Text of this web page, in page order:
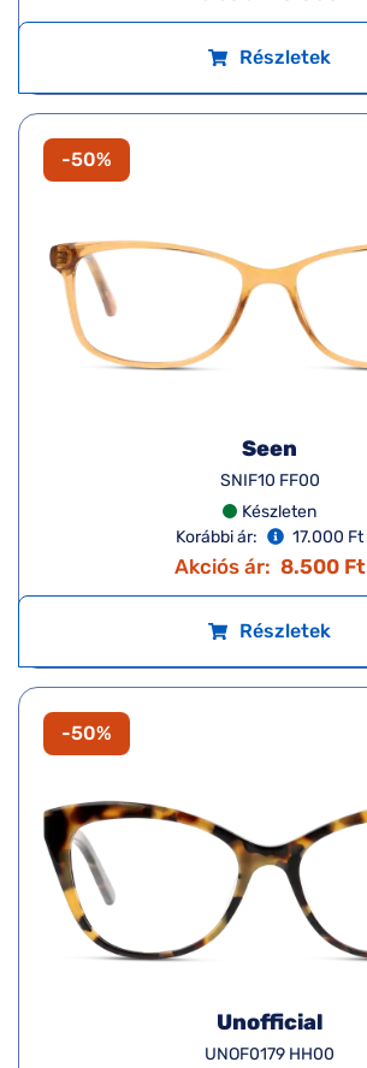
Részletek
-50%
Seen
SNIF10 FF00
Készleten
Korábbi ár:
17.000 Ft
Akciós ár: 8.500 Ft
Részletek
-50%
Unofficial
UNOF0179 HH00